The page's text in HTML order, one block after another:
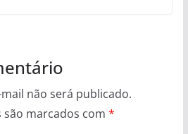
não será publicado.
marcados com *